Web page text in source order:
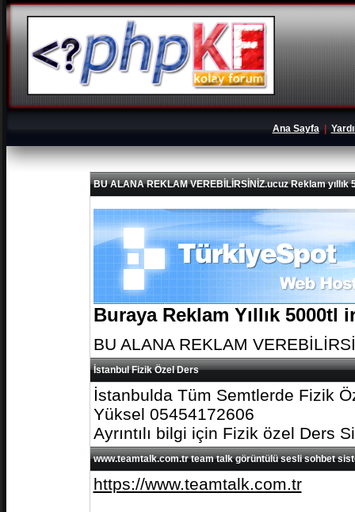
Ana Sayfa|
BU ALANA REKLAM VEREBİLİRSİNİZ.ucuz Reklam yıllık
Buraya Reklam Yıllık
BU ALANA REKLAM
İstanbul Fizik Özel Ders
İstanbulda Tüm Semtlerde Fizik
Yüksel 05454172606
Ayrıntılı bilgi için Fizik özel Ders
www.teamtalk.com.tr team talk görüntülü sesli sohbet
https://www.teamtalk.com.tr